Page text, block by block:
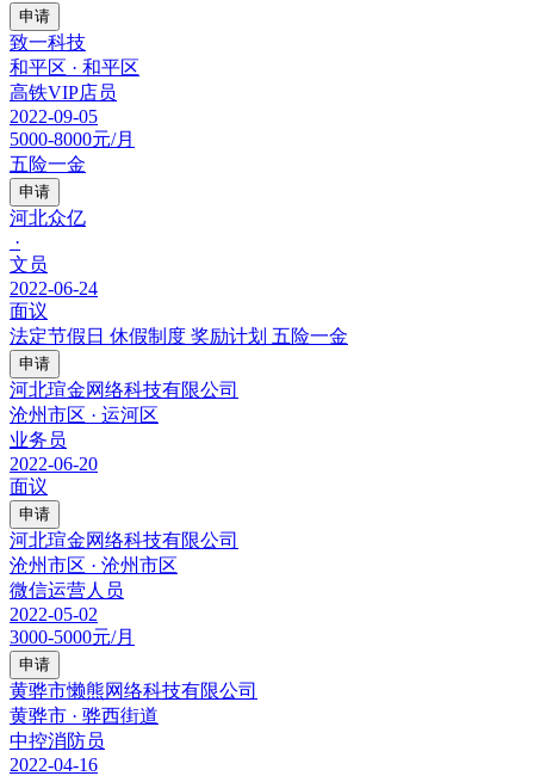
申请
致一科技
和平区 · 和平区
高铁VIP店员
2022-09-05
5000-8000元/月
五险一金
申请
河北众亿
·
文员
2022-06-24
面议
法定节假日 休假制度 奖励计划 五险一金
申请
河北瑄金网络科技有限公司
沧州市区 · 运河区
业务员
2022-06-20
面议
申请
河北瑄金网络科技有限公司
沧州市区 · 沧州市区
微信运营人员
2022-05-02
3000-5000元/月
申请
黄骅市懒熊网络科技有限公司
黄骅市 · 骅西街道
中控消防员
2022-04-16